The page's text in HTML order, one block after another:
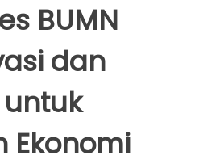
BUMN
dan
Ekonomi